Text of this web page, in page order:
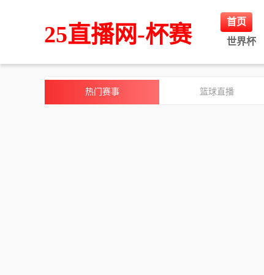
25直播网-杯赛 首页
世界杯
热门赛事 篮球直播